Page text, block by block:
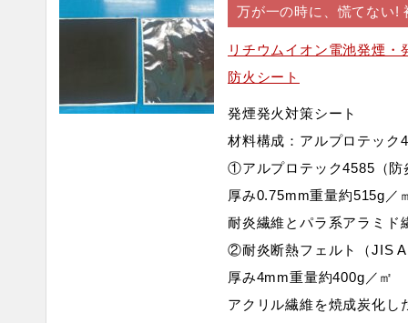
万が一の時に、慌てない!
リチウムイオン電池発煙
防火シート
発煙発火対策シート
材料構成：アルプロテック
①アルプロテック4585（防
厚み0.75mm重量約515g／
耐炎繊維とパラ系アラミド
②耐炎断熱フェルト（JIS
厚み4mm重量約400g／㎡
アクリル繊維を焼成炭化し